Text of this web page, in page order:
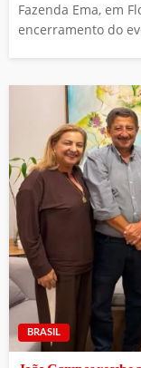
Fazenda Ema, em
encerramento do
BRASIL